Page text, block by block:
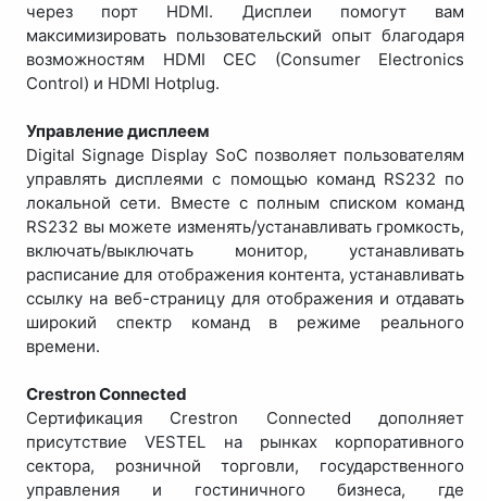
через порт HDMI. Дисплеи помогут вам
максимизировать пользовательский опыт благодаря
возможностям HDMI CEC (Consumer Electronics
Control) и HDMI Hotplug.
Управление дисплеем
Digital Signage Display SoC позволяет пользователям
управлять дисплеями с помощью команд RS232 по
локальной сети. Вместе с полным списком команд
RS232 вы можете изменять/устанавливать громкость,
включать/выключать монитор, устанавливать
расписание для отображения контента, устанавливать
ссылку на веб-страницу для отображения и отдавать
широкий спектр команд в режиме реального
времени.
Crestron Connected
Сертификация Crestron Connected дополняет
присутствие VESTEL на рынках корпоративного
сектора, розничной торговли, государственного
управления и гостиничного бизнеса, где